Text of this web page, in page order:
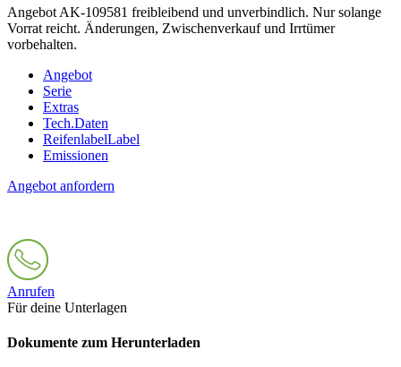
Angebot AK-109581 freibleibend und unverbindlich. Nur solange
Vorrat reicht. Änderungen, Zwischenverkauf und Irrtümer
vorbehalten.
Angebot
Serie
Extras
Tech.Daten
ReifenlabelLabel
Emissionen
Angebot anfordern
Anrufen
Für deine Unterlagen
Dokumente zum Herunterladen